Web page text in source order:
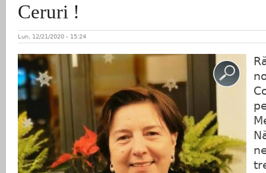
Ceruri !
Lun, 12/21/2020 - 15:24